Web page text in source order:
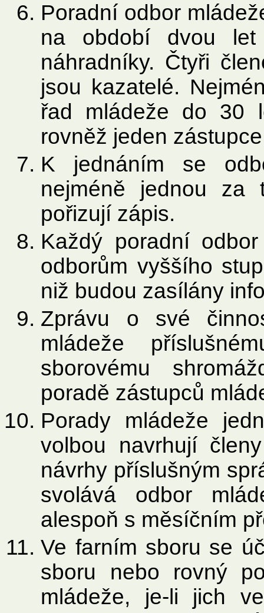
Poradní odbor
na období dvou
náhradníky. Čtyři
jsou kazatelé.
řad mládeže do 30
rovněž jeden
K jednáním se
nejméně jednou za
pořizují zápis.
Každý poradní
odborům vyššího
niž budou zasílány
Zprávu o své
mládeže
sborovému
poradě zástupců
Porady mládeže
volbou navrhují
návrhy příslušným
svolává odbor
alespoň s měsíčním
Ve farním sboru se
sboru nebo rovný
mládeže, je-li jich